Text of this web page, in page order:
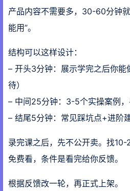
产品内容不需要多，30-60分钟
能用”。
结构可以这样设计：
– 开头3分钟：展示学完之后你能
待）
– 中间25分钟：3-5个实操案例
– 结尾5分钟：常见踩坑点+进阶
录完课之后，先不公开卖。找
免费看，条件是看完给你反馈。
根据反馈改一轮，再正式上架。